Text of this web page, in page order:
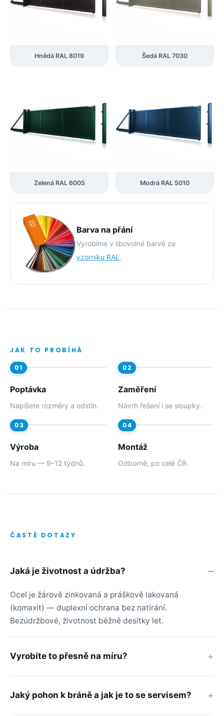
Hnědá RAL 8019 Šedá RAL 7030
Zelená RAL 6005 Modrá RAL 5010
Barva na přání
Vyrobíme v libovolné barvě ze
vzorníku RAL .
JAK TO PROBÍHÁ
Poptávka
Napíšete rozměry a odstín.
Zaměření
Návrh řešení i se sloupky.
Výroba
Na míru — 9–12 týdnů.
Montáž
Odborně, po celé ČR.
ČASTÉ DOTAZY
Jaká je životnost a údržba?
Ocel je žárově zinkovaná a práškově lakovaná
(komaxit) — duplexní ochrana bez natírání.
Bezúdržbové, životnost běžně desítky let.
Vyrobíte to přesně na míru?
Jaký pohon k bráně a jak je to se servisem?